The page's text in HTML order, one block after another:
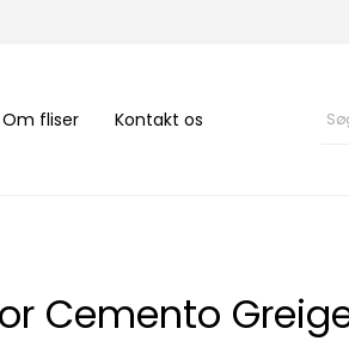
Om fliser Kontakt os
Cemento